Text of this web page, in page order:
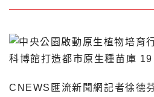
CNEWS匯流新聞網記者徐德